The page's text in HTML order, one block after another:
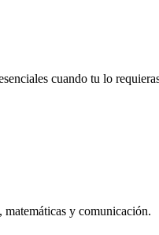
cuando tu lo
matemáticas y comunicación.